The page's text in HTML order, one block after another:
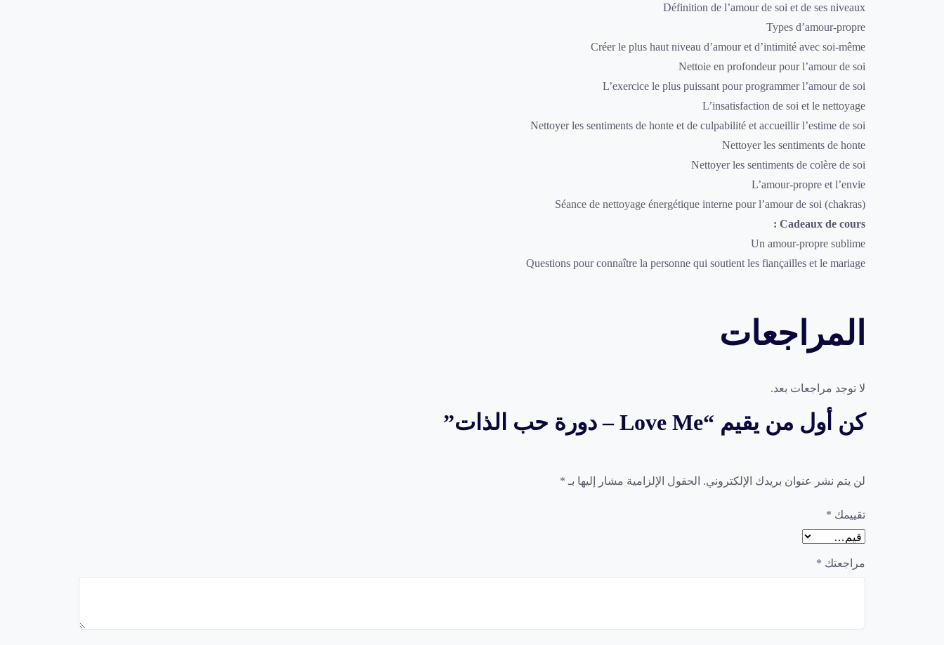
Définition de l’amour de soi et de ses niveaux
Types d’amour-propre
Créer le plus haut niveau d’amour et d’intimité avec soi-même
Nettoie en profondeur pour l’amour de soi
L’exercice le plus puissant pour programmer l’amour de soi
L’insatisfaction de soi et le nettoyage
Nettoyer les sentiments de honte et de culpabilité et accueillir l’estime de soi
Nettoyer les sentiments de honte
Nettoyer les sentiments de colère de soi
L’amour-propre et l’envie
Séance de nettoyage énergétique interne pour l’amour de soi (chakras)
Cadeaux de cours :
Un amour-propre sublime
Questions pour connaître la personne qui soutient les fiançailles et le mariage
المراجعات
لا توجد مراجعات بعد.
كن أول من يقيم “Love Me – دورة حب الذات”
لن يتم نشر عنوان بريدك الإلكتروني. الحقول الإلزامية مشار إليها بـ *
تقييمك *
مراجعتك *